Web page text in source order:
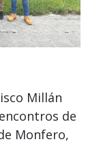
Millán
de
Monfero,